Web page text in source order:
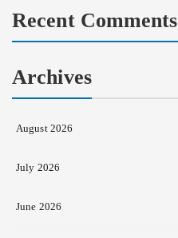
Recent Comments
Archives
August 2026
July 2026
June 2026